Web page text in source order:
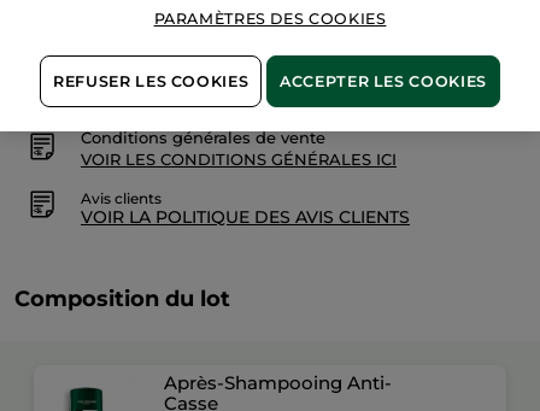
Livraison à partir du13/08
Satisfait ou remboursé
Conditions générales de vente
VOIR LES CONDITIONS GÉNÉRALES ICI
Avis clients
VOIR LA POLITIQUE DES AVIS CLIENTS
Composition du lot
Après-Shampooing Anti-
Casse
PARAMÈTRES DES COOKIES
REFUSER LES COOKIES ACCEPTER LES COOKIES